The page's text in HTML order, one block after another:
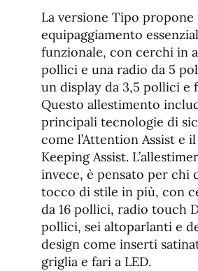
La versione Tipo propone
equipaggiamento
funzionale, con cerchi in
pollici e una radio da 5
un display da 3,5 pollici e
Questo allestimento
principali tecnologie di
come l’Attention Assist e il
Keeping Assist.
invece, è pensato per chi
tocco di stile in più, con
da 16 pollici, radio touch
pollici, sei altoparlanti e
design come inserti
griglia e fari a LED.